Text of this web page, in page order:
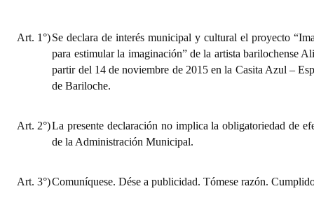
REFORMA DE LA CARTA ORGÁNICA
Art. 1°)Se declara de interés municipal y cultural el proyecto
para estimular la imaginación” de la artista barilochense
partir del 14 de noviembre de 2015 en la Casita Azul –
de Bariloche.
Art. 2°)La presente declaración no implica la obligatoriedad de
de la Administración Municipal.
Art. 3°)Comuníquese. Dése a publicidad. Tómese razón.